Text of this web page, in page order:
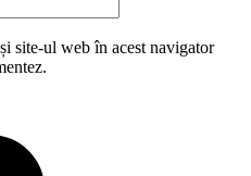
site-ul web în acest navigator